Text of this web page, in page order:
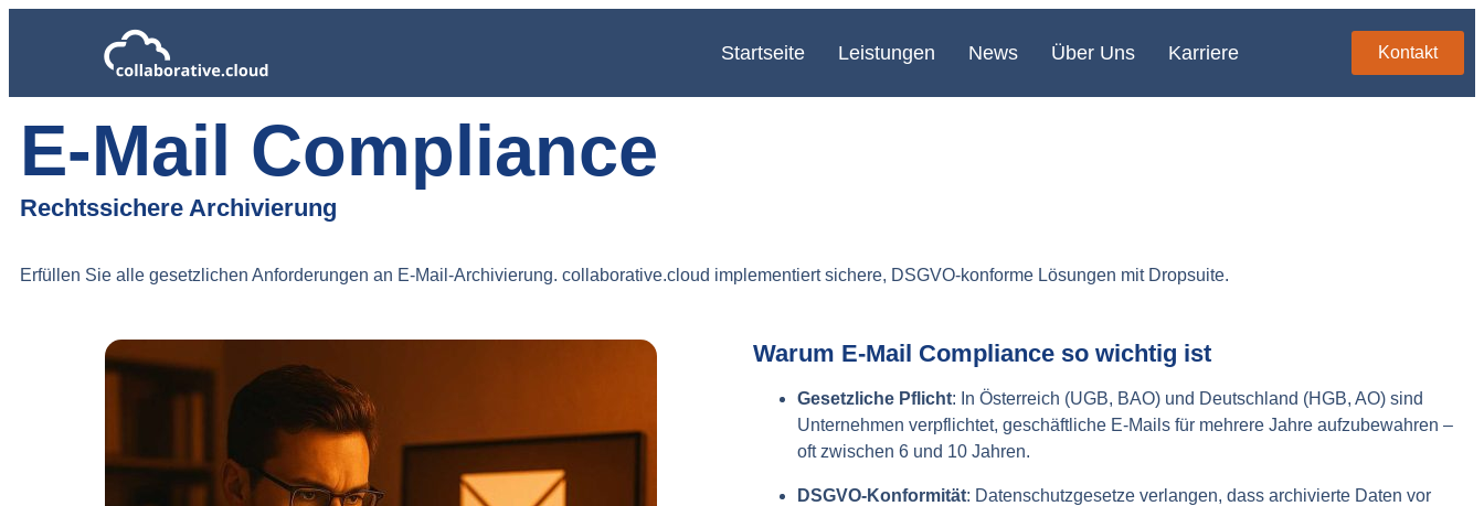
Kontakt
Startseite Leistungen News Über Uns Karriere
E-Mail Compliance
Rechtssichere Archivierung
Erfüllen Sie alle gesetzlichen Anforderungen an E-Mail-Archivierung. collaborative.cloud implementiert sichere, DSGVO-konforme Lösungen mit Dropsuite.
Warum E-Mail Compliance so wichtig ist
Gesetzliche Pflicht: In Österreich (UGB, BAO) und Deutschland (HGB, AO) sind
Unternehmen verpflichtet, geschäftliche E-Mails für mehrere Jahre aufzubewahren –
oft zwischen 6 und 10 Jahren.
DSGVO-Konformität: Datenschutzgesetze verlangen, dass archivierte Daten vor